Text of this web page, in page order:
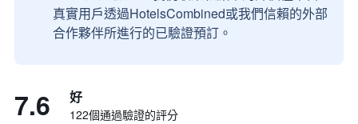
真實用戶透過HotelsCombined或我們信賴的外部
合作夥伴所進行的已驗證預訂。
7.6 好
122個通過驗證的評分